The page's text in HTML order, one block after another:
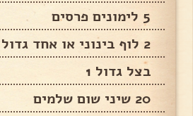
5 לימונים פרסים
2 לוף בינוני או אחד גדול
בצל גדול 1
20 שיני שום שלמים